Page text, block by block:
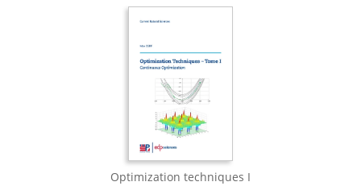
Optimization techniques I